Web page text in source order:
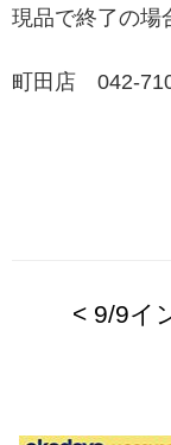
現品で終了の場
町田店 042-
< 9/9イ